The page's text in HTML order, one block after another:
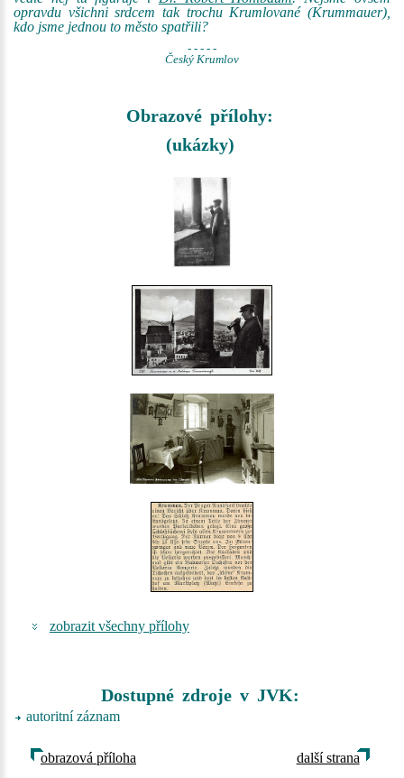
opravdu všichni srdcem tak trochu Krumlované (Krummauer),
kdo jsme jednou to město spatřili?
- - - - -
Český Krumlov
Obrazové přílohy:
(ukázky)
zobrazit všechny přílohy
Dostupné zdroje v JVK:
autoritní záznam
obrazová příloha další strana